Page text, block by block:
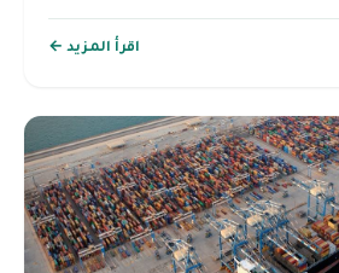
اقرأ المزيد ←